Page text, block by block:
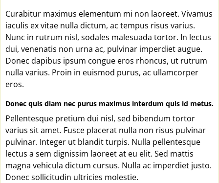
Curabitur maximus elementum mi non laoreet. Vivamus
iaculis ex vitae nulla dictum, ac tempus risus varius.
Nunc in rutrum nisl, sodales malesuada tortor. In lectus
dui, venenatis non urna ac, pulvinar imperdiet augue.
Donec dapibus ipsum congue eros rhoncus, ut rutrum
nulla varius. Proin in euismod purus, ac ullamcorper
eros.
Donec quis diam nec purus maximus interdum quis id metus.
Pellentesque pretium dui nisl, sed bibendum tortor
varius sit amet. Fusce placerat nulla non risus pulvinar
pulvinar. Integer ut blandit turpis. Nulla pellentesque
lectus a sem dignissim laoreet at eu elit. Sed mattis
magna vehicula dictum cursus. Nulla ac imperdiet justo.
Donec sollicitudin ultricies molestie.